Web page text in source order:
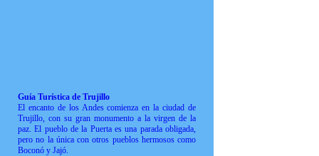
Guía Turística de Trujillo
El encanto de los Andes comienza en la ciudad de
Trujillo, con su gran monumento a la virgen de la
paz. El pueblo de la Puerta es una parada obligada,
pero no la única con otros pueblos hermosos como
Boconó y Jajó.